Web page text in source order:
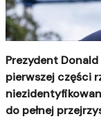
Prezydent
pierwszej części
do pełnej